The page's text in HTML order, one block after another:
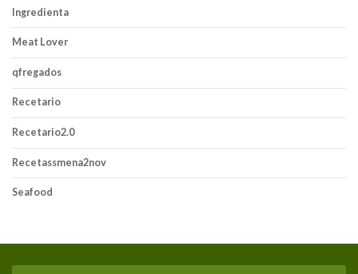
Ingredienta
Meat Lover
qfregados
Recetario
Recetario2.0
Recetassmena2nov
Seafood